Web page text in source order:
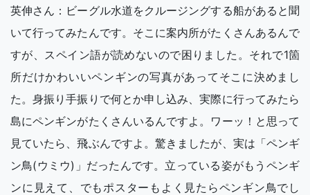
英伸さん：ビーグル水道をクルージングする船があると聞
いて行ってみたんです。そこに案内所がたくさんあるんで
すが、スペイン語が読めないので困りました。それで1箇
所だけかわいいペンギンの写真があってそこに決めまし
た。身振り手振りで何とか申し込み、実際に行ってみたら
島にペンギンがたくさんいるんですよ。ワーッ！と思って
見ていたら、飛ぶんですよ。驚きましたが、実は「ペンギ
ン鳥(ウミウ)」だったんです。立っている姿がもうペンギ
ンに見えて、でもポスターもよく見たらペンギン鳥でし